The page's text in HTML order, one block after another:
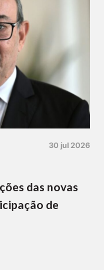
30 jul 2026
das novas
de